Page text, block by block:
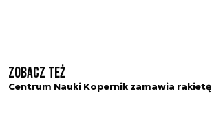
Zobacz też
Centrum Nauki Kopernik zamawia rakietę